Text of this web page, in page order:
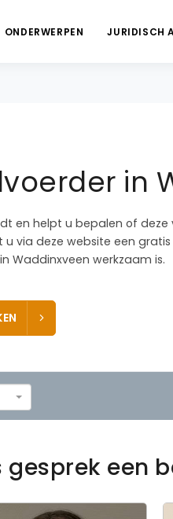
ONDERWERPEN JURIDISCH
in
en helpt u bepalen of deze
u via deze website een gratis
Waddinxveen werkzaam is.
een